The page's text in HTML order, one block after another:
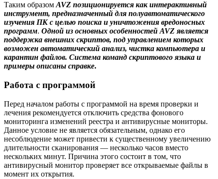
Таким образом AVZ позиционируется как интерактивный
инструмент, предназначенный для полуавтоматического
изучения ПК с целью поиска и уничтожения вредоносных
программ. Одной из основных особенностей AVZ является
поддержка внешних скриптов, под управлением которых
возможен автоматический анализ, чистка компьютера и
карантин файлов. Система команд скриптового языка и
примеры описаны справке.
Работа с программой
Перед началом работы с программой на время проверки и
лечения рекомендуется отключить средства фонового
мониторинга изменений реестра и антивирусные мониторы.
Данное условие не является обязательным, однако его
несоблюдение может привести к существенному увеличению
длительности сканирования — несколько часов вместо
нескольких минут. Причина этого состоит в том, что
антивирусный монитор проверяет все открываемые файлы в
момент их открытия.